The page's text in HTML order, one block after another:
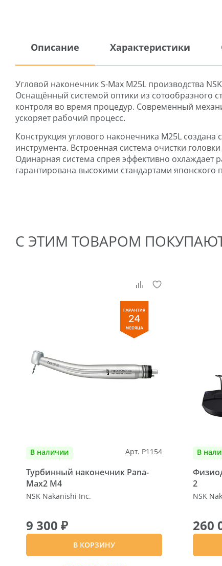
Описание Характеристики
Угловой наконечник S-Max M25L производства
Оснащённый системой оптики из сотообразного
контроля во время процедур. Современный
ускоряет рабочий процесс.
Конструкция углового наконечника M25L
инструмента. Встроенная система очистки
Одинарная система спрея эффективно охлаждает
гарантирована высокими стандартами японского
С ЭТИМ ТОВАРОМ
В наличии Арт. P1154
Турбинный наконечник Pana-
Max2 M4
NSK Nakanishi Inc.
9 300 ₽
В КОРЗИНУ
В
2
NSK
260